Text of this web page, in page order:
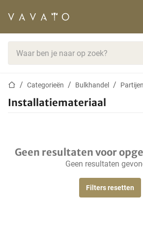
StartpaginaCategorieën Bulkhandel Partijen
Installatiemateriaal
Geen resultaten voor
Geen resultaten
Filters resetten